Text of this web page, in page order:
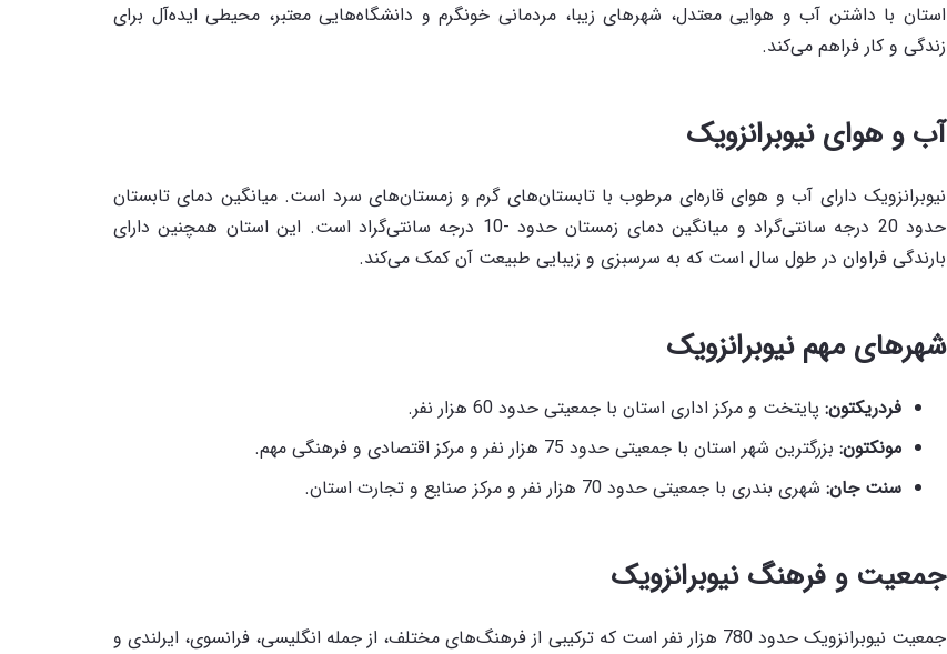
استان با داشتن آب و هوایی معتدل، شهرهای زیبا، مردمانی خونگرم و دانشگاه‌هایی معتبر، محیطی ایده‌آل برای
زندگی و کار فراهم می‌کند.
آب و هوای نیوبرانزویک
نیوبرانزویک دارای آب و هوای قاره‌ای مرطوب با تابستان‌های گرم و زمستان‌های سرد است. میانگین دمای تابستان
حدود 20 درجه سانتی‌گراد و میانگین دمای زمستان حدود -10 درجه سانتی‌گراد است. این استان همچنین دارای
بارندگی فراوان در طول سال است که به سرسبزی و زیبایی طبیعت آن کمک می‌کند.
شهرهای مهم نیوبرانزویک
فردریکتون: پایتخت و مرکز اداری استان با جمعیتی حدود 60 هزار نفر.
مونکتون: بزرگترین شهر استان با جمعیتی حدود 75 هزار نفر و مرکز اقتصادی و فرهنگی مهم.
سنت جان: شهری بندری با جمعیتی حدود 70 هزار نفر و مرکز صنایع و تجارت استان.
جمعیت و فرهنگ نیوبرانزویک
جمعیت نیوبرانزویک حدود 780 هزار نفر است که ترکیبی از فرهنگ‌های مختلف، از جمله انگلیسی، فرانسوی، ایرلندی و